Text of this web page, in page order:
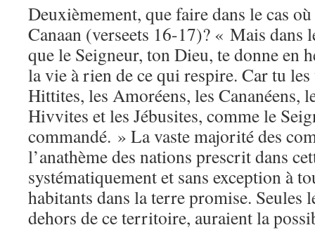
Deuxièmement, que faire dans le cas
Canaan (verseets 16-17)? « Mais dans
que le Seigneur, ton Dieu, te donne en
la vie à rien de ce qui respire. Car tu
Hittites, les Amoréens, les Cananéens,
Hivvites et les Jébusites, comme le
commandé. » La vaste majorité des
l’anathème des nations prescrit dans
systématiquement et sans exception à
habitants dans la terre promise. Seules
dehors de ce territoire, auraient la